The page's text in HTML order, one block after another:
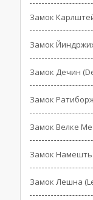
Замок
Замок
Замок Дечин
Замок
Замок Велке
Замок Намешть
Замок Лешна